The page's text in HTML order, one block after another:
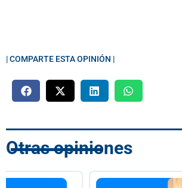
| COMPARTE ESTA OPINIÓN |
Otras opiniones